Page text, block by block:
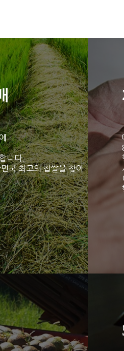
니다.
국 최고의 찹쌀을 찾아